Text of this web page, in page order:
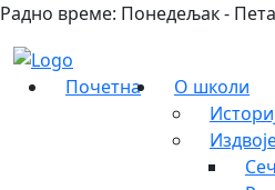
Радно време: Понедељак -
Почетна
О школи